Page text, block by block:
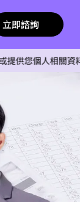
立即諮詢
相關資料給任